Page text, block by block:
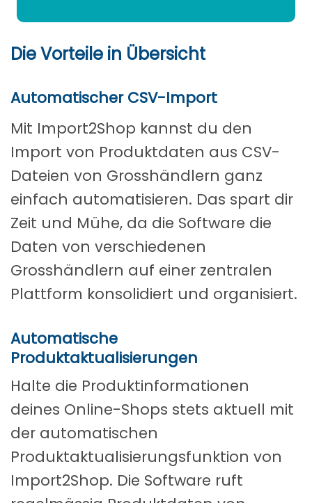
Die Vorteile in Übersicht
Automatischer CSV-Import
Mit Import2Shop kannst du den
Import von Produktdaten aus CSV-
Dateien von Grosshändlern ganz
einfach automatisieren. Das spart dir
Zeit und Mühe, da die Software die
Daten von verschiedenen
Grosshändlern auf einer zentralen
Plattform konsolidiert und organisiert.
Automatische
Produktaktualisierungen
Halte die Produktinformationen
deines Online-Shops stets aktuell mit
der automatischen
Produktaktualisierungsfunktion von
Import2Shop. Die Software ruft